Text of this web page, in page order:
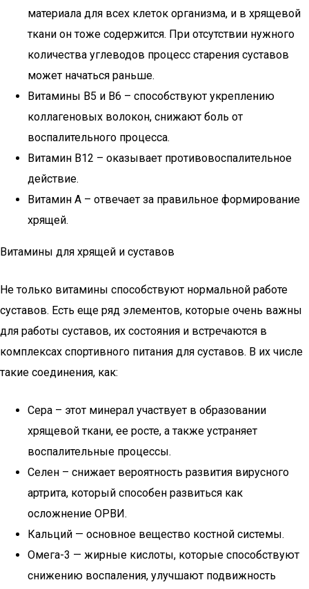
материала для всех клеток организма, и в хрящевой
ткани он тоже содержится. При отсутствии нужного
количества углеводов процесс старения суставов
может начаться раньше.
Витамины В5 и В6 – способствуют укреплению
коллагеновых волокон, снижают боль от
воспалительного процесса.
Витамин В12 – оказывает противовоспалительное
действие.
Витамин А – отвечает за правильное формирование
хрящей.
Витамины для хрящей и суставов
Не только витамины способствуют нормальной работе
суставов. Есть еще ряд элементов, которые очень важны
для работы суставов, их состояния и встречаются в
комплексах спортивного питания для суставов. В их числе
такие соединения, как:
Сера – этот минерал участвует в образовании
хрящевой ткани, ее росте, а также устраняет
воспалительные процессы.
Селен – снижает вероятность развития вирусного
артрита, который способен развиться как
осложнение ОРВИ.
Кальций — основное вещество костной системы.
Омега-3 — жирные кислоты, которые способствуют
снижению воспаления, улучшают подвижность